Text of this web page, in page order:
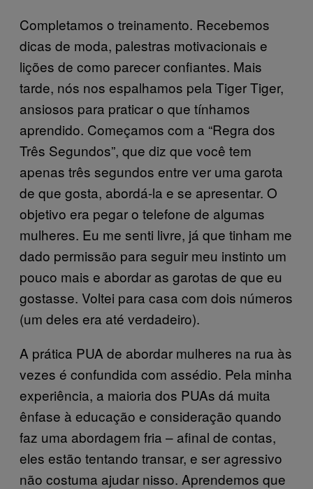
Completamos o treinamento. Recebemos
dicas de moda, palestras motivacionais e
lições de como parecer confiantes. Mais
tarde, nós nos espalhamos pela Tiger Tiger,
ansiosos para praticar o que tínhamos
aprendido. Começamos com a “Regra dos
Três Segundos”, que diz que você tem
apenas três segundos entre ver uma garota
de que gosta, abordá-la e se apresentar. O
objetivo era pegar o telefone de algumas
mulheres. Eu me senti livre, já que tinham me
dado permissão para seguir meu instinto um
pouco mais e abordar as garotas de que eu
gostasse. Voltei para casa com dois números
(um deles era até verdadeiro).
A prática PUA de abordar mulheres na rua às
vezes é confundida com assédio. Pela minha
experiência, a maioria dos PUAs dá muita
ênfase à educação e consideração quando
faz uma abordagem fria – afinal de contas,
eles estão tentando transar, e ser agressivo
não costuma ajudar nisso. Aprendemos que